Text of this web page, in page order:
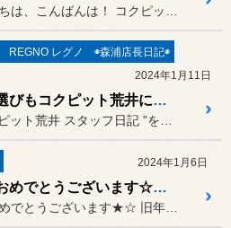
REGNO レグノ
◉森浦店長日記◉
2024年1月11日
春のタイヤ選びもコクピット荒井におまかせ下さい(*'ω'*) 春のご相談も増えてきました！
2024年1月6日
明けましておめでとうございます☆ 2024年も宜しくお願い致しますꉂꉂ ( ˆᴗˆ )